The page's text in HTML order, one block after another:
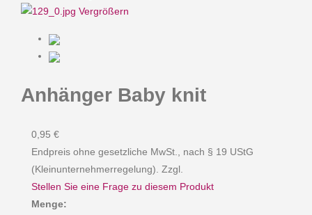
Vergrößern
Anhänger Baby knit
0,95 €
Endpreis ohne gesetzliche MwSt., nach § 19 UStG
(Kleinunternehmerregelung). Zzgl.
Stellen Sie eine Frage zu diesem Produkt
Menge: